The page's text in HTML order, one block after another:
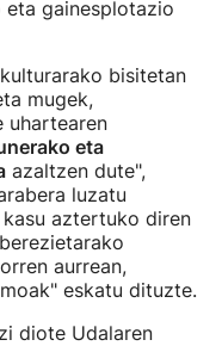
gainesplotazio
bisitetan
mugek,
uhartearen
eta
azaltzen dute",
luzatu
aztertuko diren
aurrean,
eskatu dituzte.
diote Udalaren